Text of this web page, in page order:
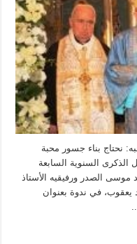
الإمام وصحبه: نحتاج بناء جسور محبة
السنوية السابعة
موسى الصدر ورفيقيه الأستاذ
يعقوب، في ندوة بعنوان